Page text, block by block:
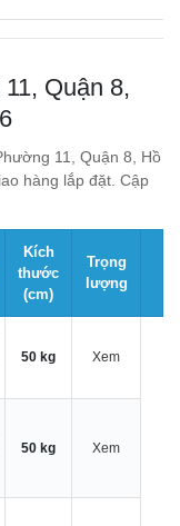
Quận 8,
11, Quận 8, Hồ
hàng lắp đặt. Cập
Kích
thước
(cm)
Trọng
lượng
50 kg Xem
50 kg Xem